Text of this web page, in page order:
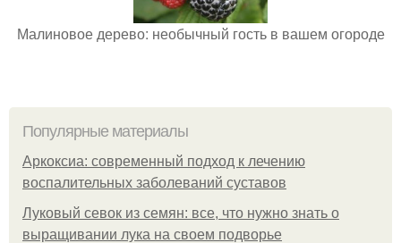
Малиновое дерево: необычный гость в вашем огороде
Популярные материалы
Аркоксиа: современный подход к лечению
воспалительных заболеваний суставов
Луковый севок из семян: все, что нужно знать о
выращивании лука на своем подворье